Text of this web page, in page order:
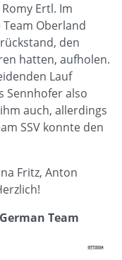
Ertl. Im
Oberland
den
hatten, aufholen.
Lauf
Sennhofer also
auch, allerdings
SSV konnte den
Fritz, Anton
Team